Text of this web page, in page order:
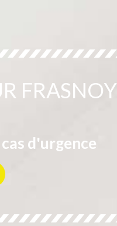
FRASNOY
d'urgence